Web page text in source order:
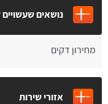
נושאים שעשויים
מחירון דקים
אזורי שירות